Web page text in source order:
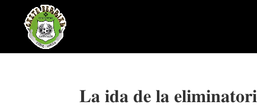
𝐋𝐚 𝐢𝐝𝐚 𝐝𝐞 𝐥𝐚